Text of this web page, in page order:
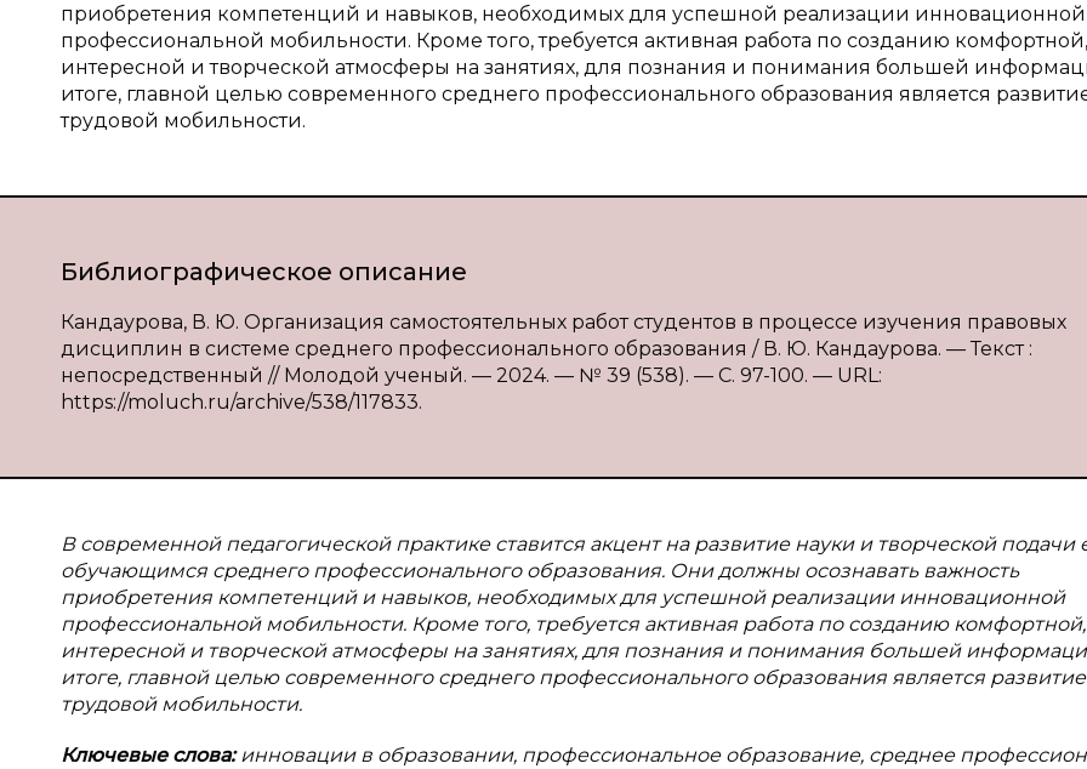
приобретения компетенций и навыков, необходимых для успешной реализации инновационной
профессиональной мобильности. Кроме того, требуется активная работа по созданию комфортной,
интересной и творческой атмосферы на занятиях, для познания и понимания большей
итоге, главной целью современного среднего профессионального образования является
трудовой мобильности.
Библиографическое описание
Кандаурова, В. Ю. Организация самостоятельных работ студентов в процессе изучения правовых
дисциплин в системе среднего профессионального образования / В. Ю. Кандаурова. — Текст :
непосредственный // Молодой ученый. — 2024. — № 39 (538). — С. 97-100. — URL:
https://moluch.ru/archive/538/117833.
В современной педагогической практике ставится акцент на развитие науки и творческой подачи
обучающимся среднего профессионального образования. Они должны осознавать важность
приобретения компетенций и навыков, необходимых для успешной реализации инновационной
профессиональной мобильности. Кроме того, требуется активная работа по созданию комфортной,
интересной и творческой атмосферы на занятиях, для познания и понимания большей
итоге, главной целью современного среднего профессионального образования является развитие
трудовой мобильности.
Ключевые слова:инновации в образовании, профессиональное образование, среднее